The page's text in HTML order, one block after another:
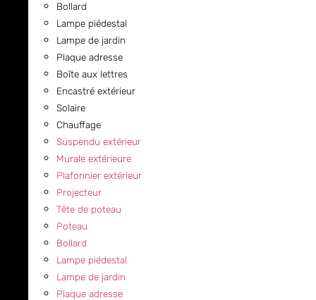
Bollard
Lampe piédestal
Lampe de jardin
Plaque adresse
Boîte aux lettres
Encastré extérieur
Solaire
Chauffage
Suspendu extérieur
Murale extérieure
Plafonnier extérieur
Projecteur
Tête de poteau
Poteau
Bollard
Lampe piédestal
Lampe de jardin
Plaque adresse